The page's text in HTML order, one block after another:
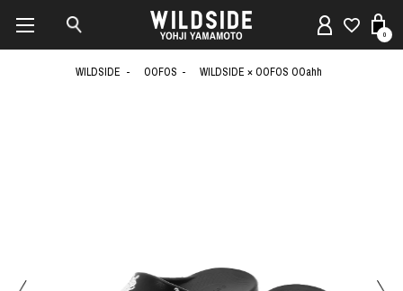
0
WILDSIDE OOFOS WILDSIDE × OOFOS OOahh